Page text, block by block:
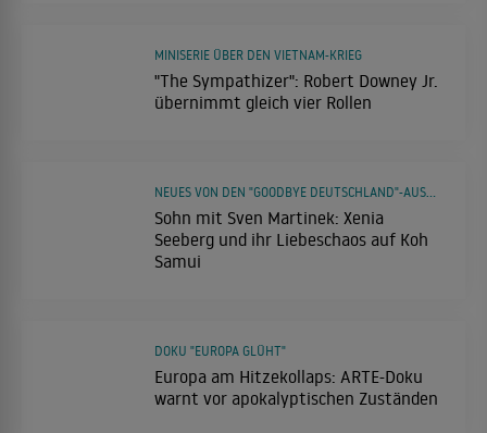
"The Sympathizer": Robert Downey Jr.
übernimmt gleich vier Rollen
MINISERIE ÜBER DEN VIETNAM-KRIEG
Sohn mit Sven Martinek: Xenia
Seeberg und ihr Liebeschaos auf Koh
Samui
Europa am Hitzekollaps: ARTE-Doku
warnt vor apokalyptischen Zuständen
DOKU "EUROPA GLÜHT"